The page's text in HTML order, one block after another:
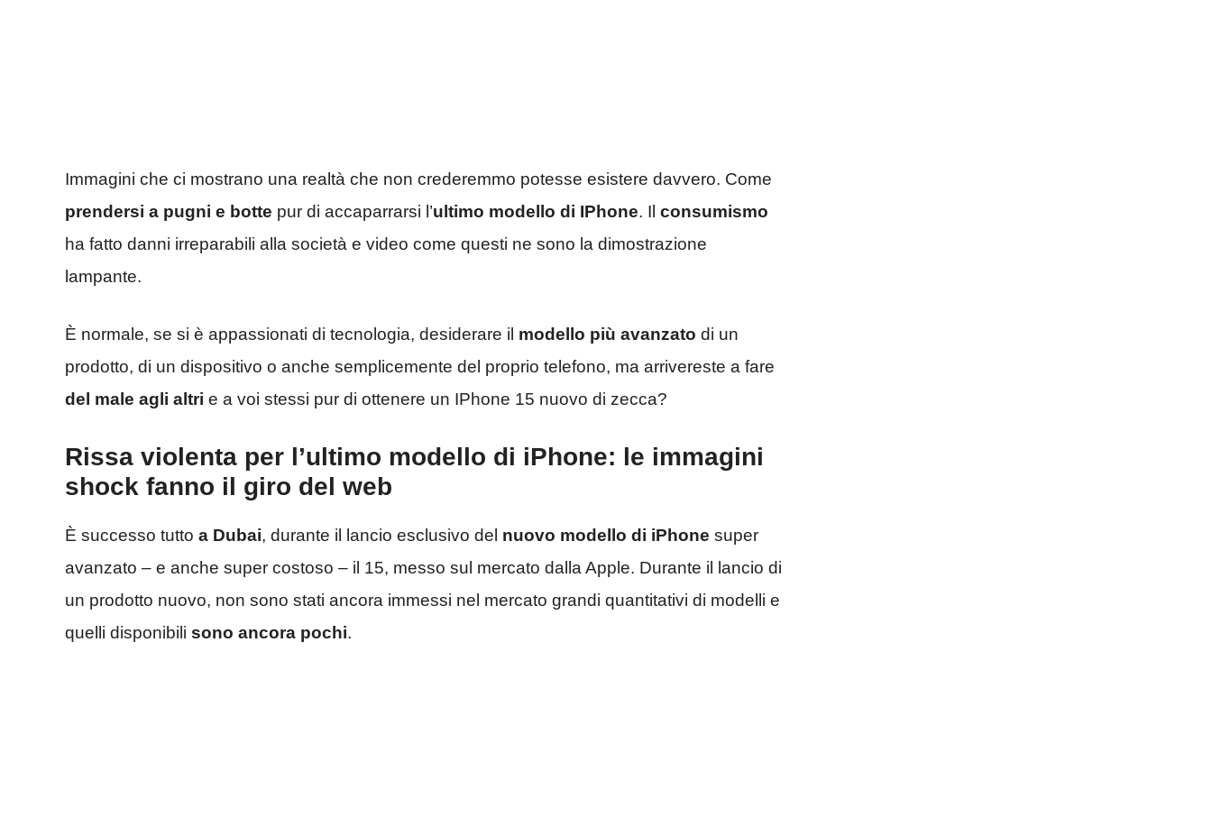
Immagini che ci mostrano una realtà che non crederemmo potesse esistere davvero. Come
prendersi a pugni e botte pur di accaparrarsi l’ultimo modello di IPhone. Il consumismo
ha fatto danni irreparabili alla società e video come questi ne sono la dimostrazione
lampante.
È normale, se si è appassionati di tecnologia, desiderare il modello più avanzato di un
prodotto, di un dispositivo o anche semplicemente del proprio telefono, ma arrivereste a fare
del male agli altri e a voi stessi pur di ottenere un IPhone 15 nuovo di zecca?
Rissa violenta per l’ultimo modello di iPhone: le immagini
shock fanno il giro del web
È successo tutto a Dubai, durante il lancio esclusivo del nuovo modello di iPhone super
avanzato – e anche super costoso – il 15, messo sul mercato dalla Apple. Durante il lancio di
un prodotto nuovo, non sono stati ancora immessi nel mercato grandi quantitativi di modelli e
quelli disponibili sono ancora pochi.